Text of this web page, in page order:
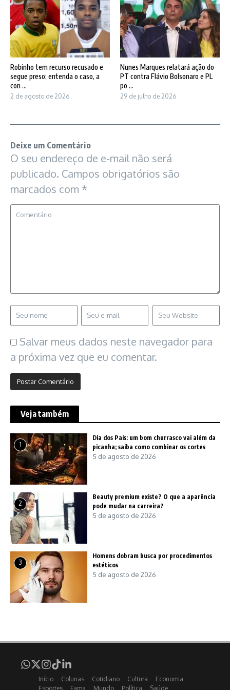
Robinho tem recurso recusado e
segue preso; entenda o caso, a
con ...
2 de agosto de 2026
Nunes Marques relatará ação do
PT contra Flávio Bolsonaro e PL
po ...
29 de julho de 2026
Deixe um Comentário
O seu endereço de e-mail não será
publicado. Campos obrigatórios são
marcados com *
Salvar meus dados neste navegador para
a próxima vez que eu comentar.
Veja também
1
Dia dos Pais: um bom churrasco vai além da
picanha; saiba como combinar os cortes
5 de agosto de 2026
2
Beauty premium existe? O que a aparência
pode mudar na carreira?
5 de agosto de 2026
3
Homens dobram busca por procedimentos
estéticos
5 de agosto de 2026
Início Colunas Cotidiano Cultura
Economia
Esportes
Fama Mundo Política Saúde